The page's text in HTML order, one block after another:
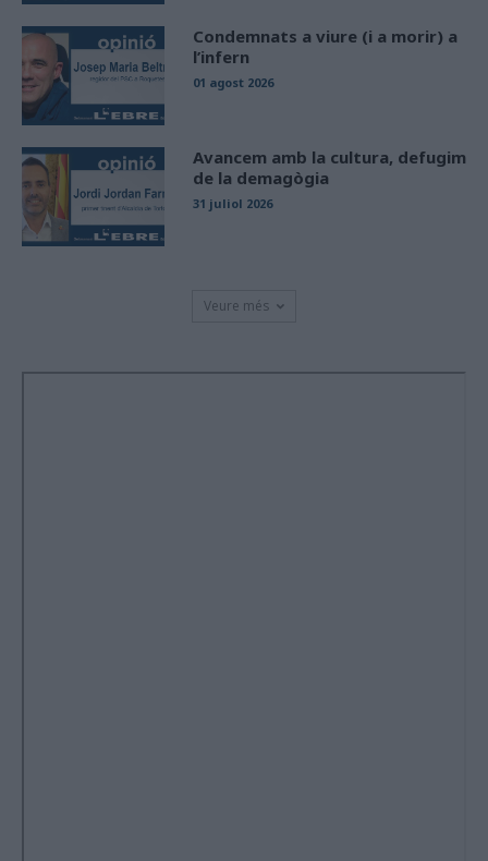
Condemnats a viure (i a morir) a
l’infern
01 agost 2026
Avancem amb la cultura, defugim
de la demagògia
31 juliol 2026
Veure més